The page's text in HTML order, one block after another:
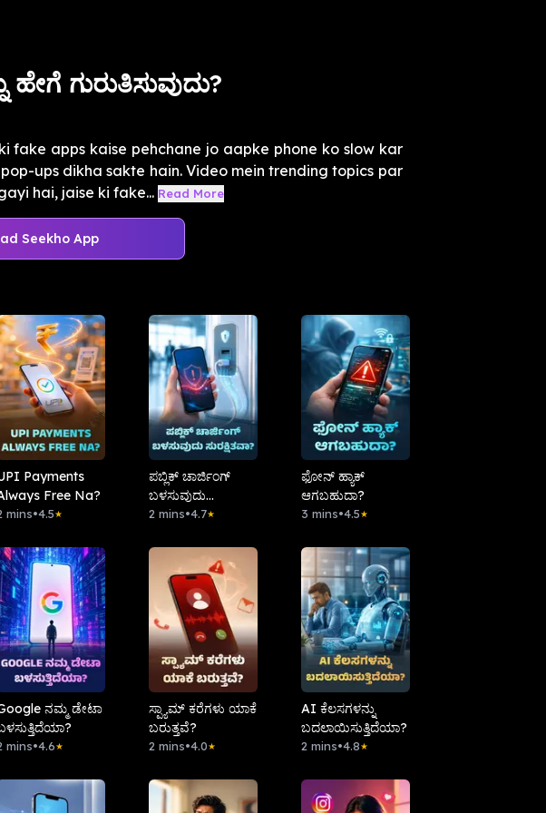
ಗುರುತಿಸುವುದು?
fake apps kaise pehchane jo aapke phone ko slow kar
ups dikha sakte hain. Video mein trending topics par
hai, jaise ki fake... Read More
Seekho App
Payments
Free Na?
mins•4.5★
ಪಬ್ಲಿಕ್ ಚಾರ್ಜಿಂಗ್
ಬಳಸುವುದು
ಸುರಕ್ಷಿತವಾ?
2 mins•4.7★
ಫೋನ್ ಹ್ಯಾಕ್
ಆಗಬಹುದಾ?
3 mins•4.5★
ನಮ್ಮ ಡೇಟಾ
mins•4.6★
ಸ್ಪ್ಯಾಮ್ ಕರೆಗಳು ಯಾಕೆ
ಬರುತ್ತವೆ?
2 mins•4.0★
AI ಕೆಲಸಗಳನ್ನು
ಬದಲಾಯಿಸುತ್ತಿದೆಯಾ?
2 mins•4.8★